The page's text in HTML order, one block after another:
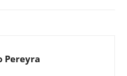
Pereyra